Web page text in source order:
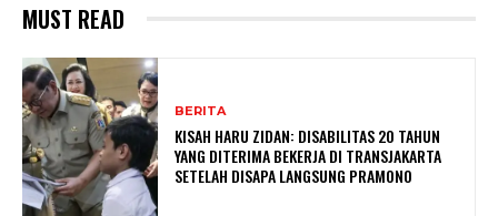
MUST READ
BERITA
KISAH HARU ZIDAN: DISABILITAS 20 TAHUN
YANG DITERIMA BEKERJA DI TRANSJAKARTA
SETELAH DISAPA LANGSUNG PRAMONO